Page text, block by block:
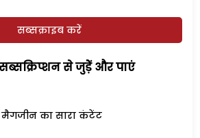
सब्सक्राइब करें
से जुड़ेें और पाएं
मैगजीन का सारा कंटेंट